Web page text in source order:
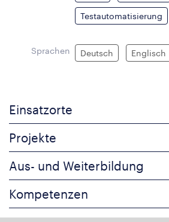
Testautomatisierung
Sprachen Deutsch Englisch
Einsatzorte
Projekte
Aus- und Weiterbildung
Kompetenzen